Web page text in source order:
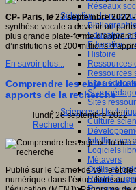
Réseaux
Sélection de
Education
Education
Histoire
Ressources
Ressources
Sites
Sites
Sites
Sciences et
Culture
Intelligence
Logiciels
Métavers
Outils et
Réalité
CP- Paris, le 27 septembre 2022 -
synthèse vocale à devenir un
plus grande plate-forme
d’institutions et 200 millions
En savoir plus...
Comprendre les enjeux du
apports de la recherche
lundi, 26 septembre 2022
Recherche
Publié sur le Carnet de veille et
numérique dans l’éducation